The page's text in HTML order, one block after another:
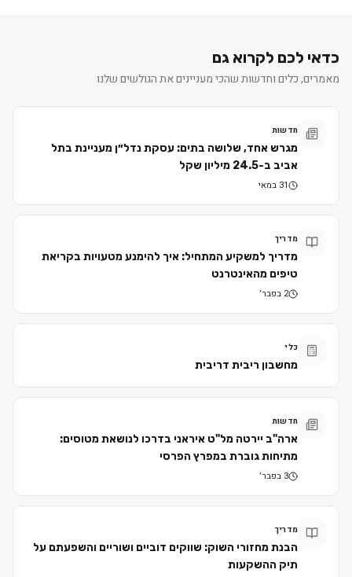
כדאי לכם לקרוא גם
מאמרים, כלים וחדשות שהכי מעניינים את הגולשים שלנו
חדשות
מגרש אחד, שלושה בתים: עסקת נדל״ן מעניינת בתל
אביב ב-24.5 מיליון שקל
31 במאי
מדריך
מדריך למשקיע המתחיל: איך להימנע מטעויות בקריאת
טיפים מהאינטרנט
2 בפבר׳
כלי
מחשבון ריבית דריבית
חדשות
ארה"ב יירטה מל"ט איראני בדרכו לנושאת מטוסים:
מתיחות גוברת במפרץ הפרסי
3 בפבר׳
מדריך
הבנת מחזורי השוק: שווקים דוביים ושוריים והשפעתם על
תיק ההשקעות